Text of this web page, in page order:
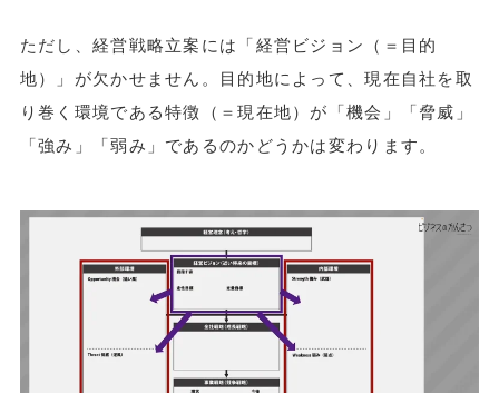
ただし、経営戦略立案には「経営ビジョン（＝目的
地）」が欠かせません。目的地によって、現在自社を取
り巻く環境である特徴（＝現在地）が「機会」「脅威」
「強み」「弱み」であるのかどうかは変わります。